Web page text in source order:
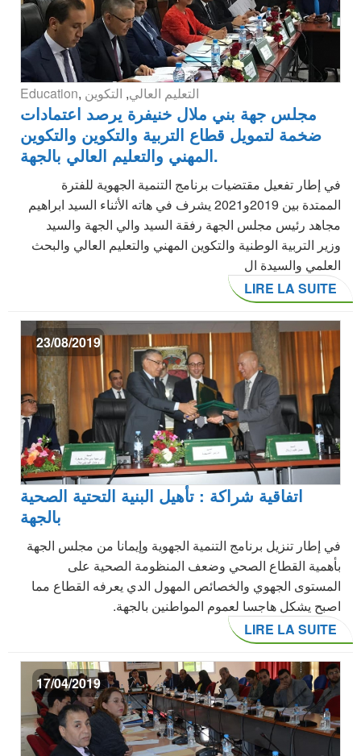
Education, التعليم العالي, التكوين
مجلس جهة بني ملال خنيفرة يرصد اعتمادات
ضخمة لتمويل قطاع التربية والتكوين والتكوين
المهني والتعليم العالي بالجهة.
في إطار تفعيل مقتضيات برنامج التنمية الجهوية للفترة
الممتدة بين 2019و2021 يشرف في هاته الأثناء السيد ابراهيم
مجاهد رئيس مجلس الجهة رفقة السيد والي الجهة والسيد
وزير التربية الوطنية والتكوين المهني والتعليم العالي والبحث
العلمي والسيدة ال
LIRE LA SUITE
23/08/2019
اتفاقية شراكة : تأهيل البنية التحتية الصحية
بالجهة
في إطار تنزيل برنامج التنمية الجهوية وإيمانا من مجلس الجهة
بأهمية القطاع الصحي وضعف المنظومة الصحية على
المستوى الجهوي والخصائص المهول الدي يعرفه القطاع مما
اصبح يشكل هاجسا لعموم المواطنين بالجهة.
LIRE LA SUITE
17/04/2019